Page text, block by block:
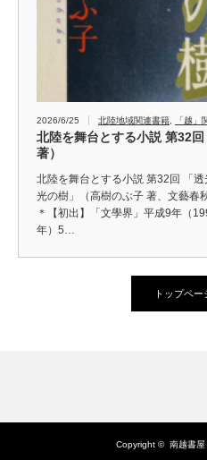
2026/6/25 北陸地域関連書籍 「越」
北陸を舞台とする小説 第32
著）
北陸を舞台とする小説 第32回 「
光の樹」（高樹のぶ子 著、文藝春
＊【初出】「文學界」平成9年（
年）5…
トップペー
Copyright © 南越書屋